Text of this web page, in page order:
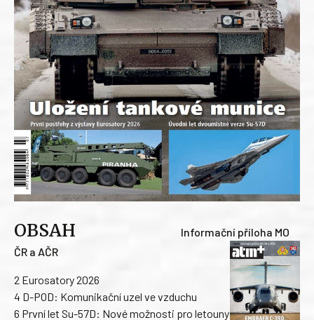
OBSAH
Informační příloha MO
ČR a AČR
2 Eurosatory 2026
4 D-POD: Komunikační uzel ve vzduchu
6 První let Su-57D: Nové možnosti pro letouny